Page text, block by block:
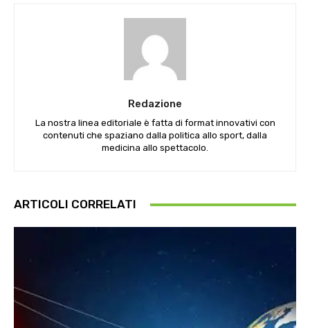
Redazione
La nostra linea editoriale è fatta di format innovativi con
contenuti che spaziano dalla politica allo sport, dalla
medicina allo spettacolo.
ARTICOLI CORRELATI